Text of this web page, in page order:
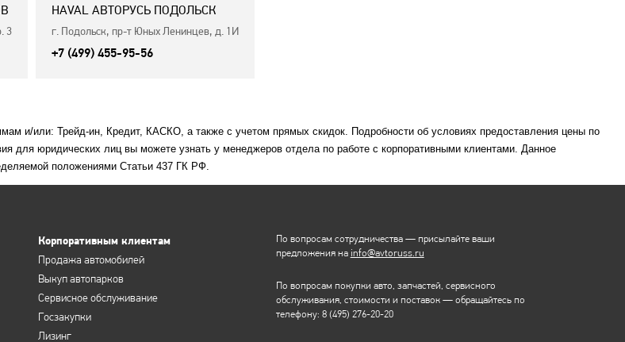
3
HAVAL АВТОРУСЬ ПОДОЛЬСК
г. Подольск, пр-т Юных Ленинцев, д. 1И
+7 (499) 455-95-56
и/или: Трейд-ин, Кредит, КАСКО, а также с учетом прямых скидок. Подробности об условиях предоставления цены по
для юридических лиц вы можете узнать у менеджеров отдела по работе с корпоративными клиентами. Данное
положениями Статьи 437 ГК РФ.
Корпоративным клиентам
Продажа автомобилей
Выкуп автопарков
Сервисное обслуживание
Госзакупки
Лизинг
По вопросам сотрудничества — присылайте ваши
предложения на info@avtoruss.ru
По вопросам покупки авто, запчастей, сервисного
обслуживания, стоимости и поставок — обращайтесь по
телефону: 8 (495) 276-20-20